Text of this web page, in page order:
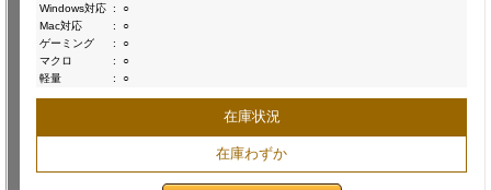
Windows対応 :
○
Mac対応
:
○
ゲーミング
:
○
マクロ
:
○
軽量
: ○
在庫状況
在庫わずか